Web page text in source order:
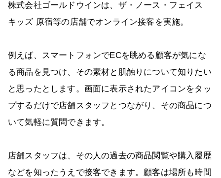
株式会社ゴールドウインは、ザ・ノース・フェイス
キッズ 原宿等の店舗でオンライン接客を実施。
例えば、スマートフォンでECを眺める顧客が気にな
る商品を見つけ、その素材と肌触りについて知りたい
と思ったとします。画面に表示されたアイコンをタッ
プするだけで店舗スタッフとつながり、その商品につ
いて気軽に質問できます。
店舗スタッフは、その人の過去の商品閲覧や購入履歴
などを知ったうえで接客できます。顧客は場所も時間